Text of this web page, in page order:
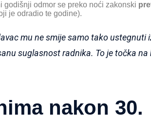
odmor se preko noći zakonski
je odradio te godine).
mu ne smije samo tako ustegnuti
suglasnost radnika. To je točka na
nakon 30.